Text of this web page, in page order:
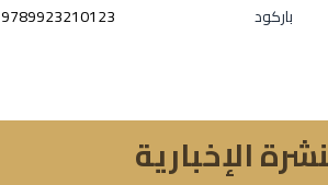
باركود 9789923210123
الإخبارية